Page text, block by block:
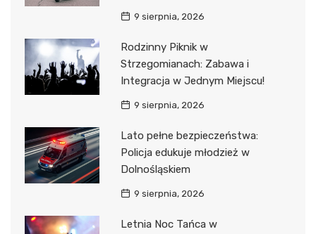
9 sierpnia, 2026
Rodzinny Piknik w
Strzegomianach: Zabawa i
Integracja w Jednym Miejscu!
9 sierpnia, 2026
Lato pełne bezpieczeństwa:
Policja edukuje młodzież w
Dolnośląskiem
9 sierpnia, 2026
Letnia Noc Tańca w